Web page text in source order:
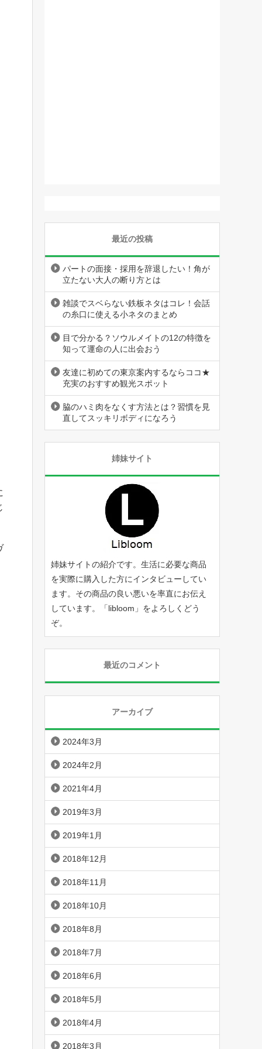
最近の投稿
パートの面接・採用を辞退したい！角が
立たない大人の断り方とは
雑談でスベらない鉄板ネタはコレ！会話
の糸口に使える小ネタのまとめ
目で分かる？ソウルメイトの12の特徴を
知って運命の人に出会おう
友達に初めての東京案内するならココ★
充実のおすすめ観光スポット
脇のハミ肉をなくす方法とは？習慣を見
直してスッキリボディになろう
姉妹サイト
姉妹サイトの紹介です。生活に必要な商品
を実際に購入した方にインタビューしてい
ます。その商品の良い悪いを率直にお伝え
しています。「libloom 」をよろしくどう
ぞ。
最近のコメント
アーカイブ
2024年3月
2024年2月
2021年4月
2019年3月
2019年1月
2018年12月
2018年11月
2018年10月
2018年8月
2018年7月
2018年6月
2018年5月
2018年4月
2018年3月